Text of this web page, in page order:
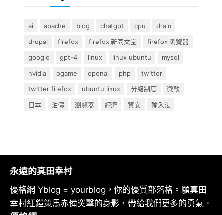
ai apache blog chatgpt cpu
dram
drupal
firefox firefox 新同文堂
firefox 瀏覽器
google
gpt-4 linux linux ubuntu
mysql
nvidia
ogame openai php
twitter
twitter firefox
ubuntu linux 分級制度
微軟
日本
油價 瀏覽器 經濟 資安 輸入法
永遠的真田幸村
優格網 Yblog = yourblog，你的優質部落格。願真田
幸村紅鎧策馬赤備突擊的身影，帶給我們更多的勇氣。